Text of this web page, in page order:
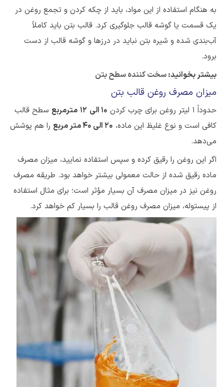
به هنگام استفاده از این مواد، باید از چکه کردن و تجمع روغن در
یک قسمت یا گوشه قالب جلوگیری کرد. قالب بتن باید کاملاً
آب‌بندی شده و شیره بتن نباید در درزها و گوشه قالب‌ از دست
برود.
بیشتر بخوانید:سخت کننده سطح بتن
میزان مصرف روغن قالب بتن
حدوداً 1 لیتر روغن برای چرب کردن 10 الی 12 مترمربع سطح قالب
کافی است و نوع غلیظ این ماده، 20 الی 40 متر مربع
را هم پوشش
می‌دهد.
اگر این روغن را رقیق کرده و سپس استفاده نمایید، میزان مصرف
ماده رقیق شده از حالت معمولی بیشتر خواهد بود. طریقه مصرف
روغن نیز در میزان مصرف آن بسیار مؤثر است؛ برای مثال استفاده
از پیستوله، میزان مصرف روغن قالب را بسیار کم خواهد کرد.